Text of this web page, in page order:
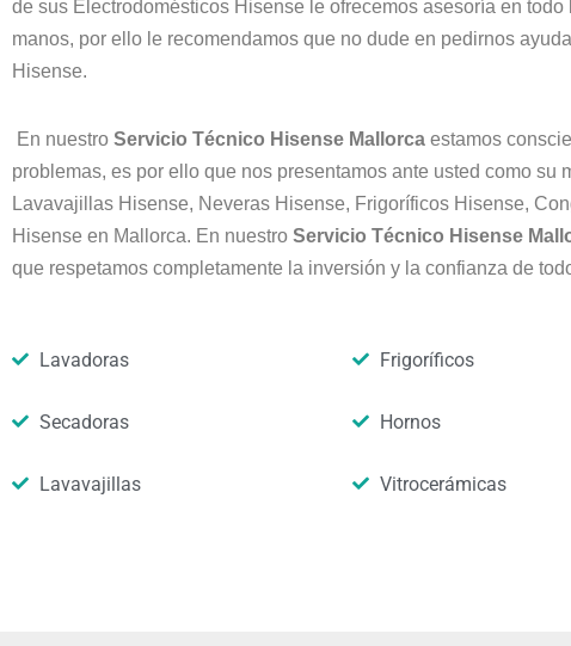
de sus Electrodomésticos Hisense le ofrecemos asesoría en
manos, por ello le recomendamos que no dude en pedirnos
Hisense.
En nuestro Servicio Técnico Hisense Mallorca estamos
problemas, es por ello que nos presentamos ante usted como
Lavavajillas Hisense, Neveras Hisense, Frigoríficos Hisense,
Hisense en Mallorca. En nuestro Servicio Técnico Hisense
que respetamos completamente la inversión y la confianza de
Lavadoras
Secadoras
Lavavajillas
Frigoríficos
Hornos
Vitrocerámicas